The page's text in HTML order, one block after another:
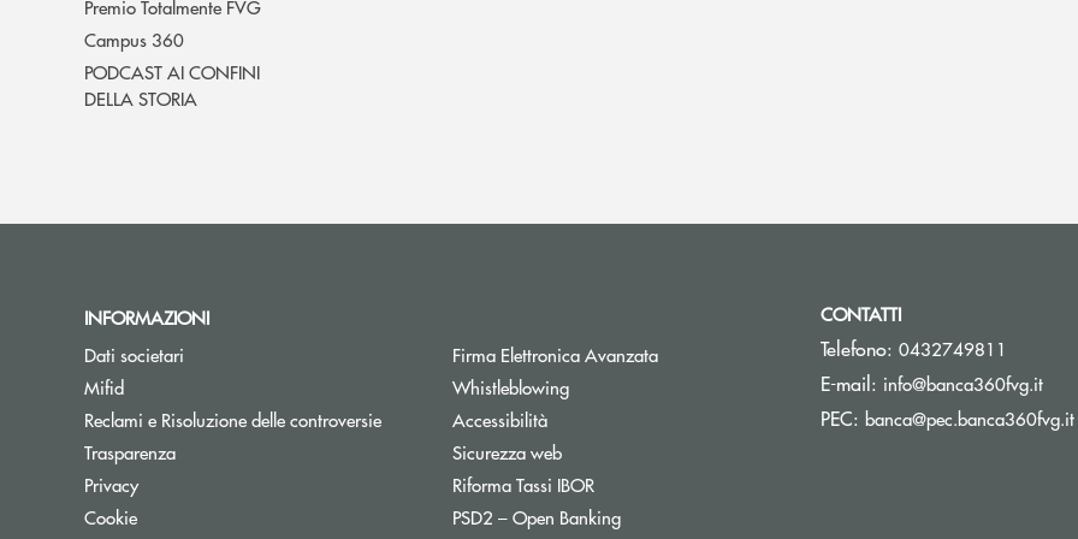
Premio Totalmente FVG
Campus 360
PODCAST AI CONFINI
DELLA STORIA
INFORMAZIONI
Dati societari
Mifid
Reclami e Risoluzione delle controversie
Trasparenza
Privacy
Cookie
Firma Elettronica Avanzata
WhistleblowingApre una nuova finestra
Accessibilità
Sicurezza web
Riforma Tassi IBORApre una nuova finestra
PSD2 – Open BankingApre una nuova finestra
CONTATTI
Telefono: 0432749811
E-mail: info@banca360fvg.it(si
PEC: banca@pec.banca360fvg.it